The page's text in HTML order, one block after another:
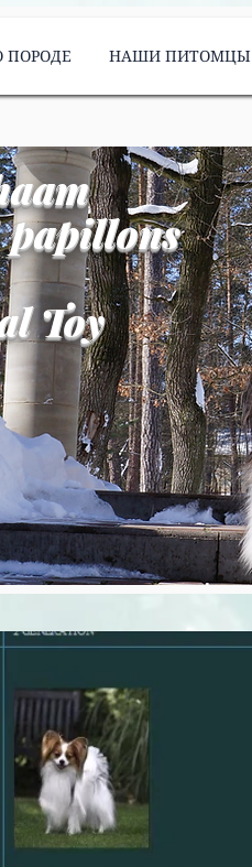
ПОРОДЕ НАШИ ПИТОМЦЫ
Toy